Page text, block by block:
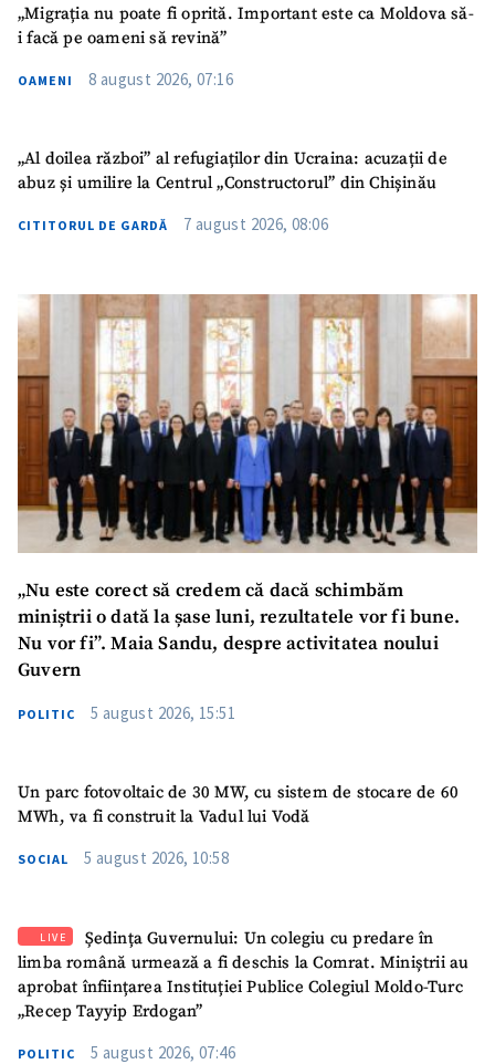
„Migrația nu poate fi oprită. Important este ca Moldova să-
i facă pe oameni să revină”
OAMENI 8 august 2026, 07:16
„Al doilea război” al refugiaților din Ucraina: acuzații de
abuz și umilire la Centrul „Constructorul” din Chișinău
CITITORUL DE GARDĂ 7 august 2026, 08:06
„Nu este corect să credem că dacă schimbăm
miniștrii o dată la șase luni, rezultatele vor fi bune.
Nu vor fi”. Maia Sandu, despre activitatea noului
Guvern
POLITIC 5 august 2026, 15:51
Un parc fotovoltaic de 30 MW, cu sistem de stocare de 60
MWh, va fi construit la Vadul lui Vodă
SOCIAL 5 august 2026, 10:58
LIVE
Ședința Guvernului: Un colegiu cu predare în
limba română urmează a fi deschis la Comrat. Miniștrii au
aprobat înființarea Instituției Publice Colegiul Moldo-Turc
„Recep Tayyip Erdogan”
POLITIC 5 august 2026, 07:46